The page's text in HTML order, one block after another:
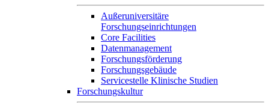
Außeruniversitäre
Forschungseinrichtungen
Core Facilities
Datenmanagement
Forschungsförderung
Forschungsgebäude
Servicestelle Klinische Studien
Forschungskultur